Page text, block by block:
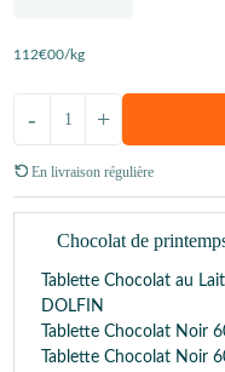
112€00/kg
+
-
En livraison régulière
Chocolat de
Tablette Chocolat au
DOLFIN
Tablette Chocolat Noir
Tablette Chocolat Noir